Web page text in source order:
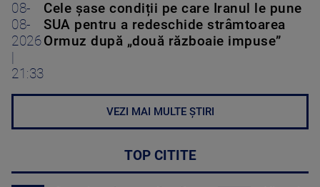
08-
08-
2026
21:33
Cele șase condiții pe care Iranul le pune
SUA pentru a redeschide strâmtoarea
Ormuz după „două războaie impuse”
VEZI MAI MULTE ȘTIRI
TOP CITITE